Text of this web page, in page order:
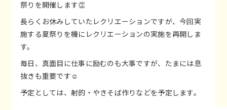
祭りを開催します👏
長らくお休みしていたレクリエーションですが、今回実
施する夏祭りを機にレクリエーションの実施を再開しま
す。
毎日、真面目に仕事に励むのも大事ですが、たまには息
抜きも重要です☺
予定としては、射的・やきそば作りなどを予定します。